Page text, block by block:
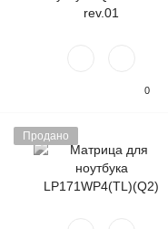
0
Продано